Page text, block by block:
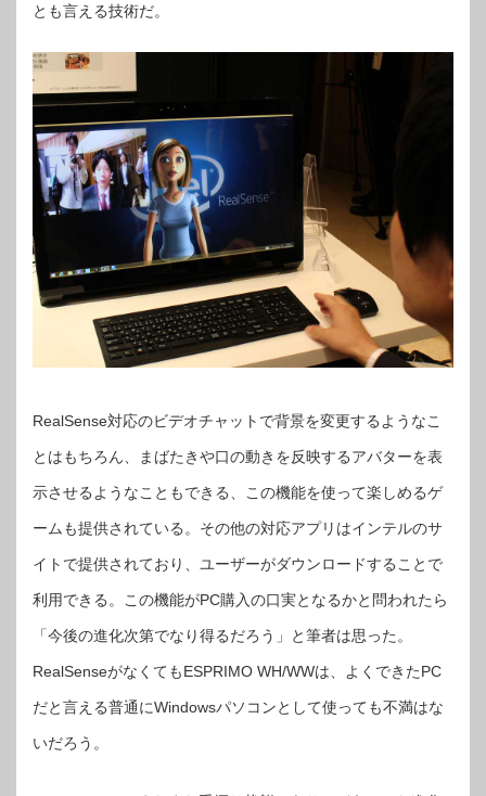
とも言える技術だ。
RealSense対応のビデオチャットで背景を変更するようなこ
とはもちろん、まばたきや口の動きを反映するアバターを表
示させるようなこともできる、この機能を使って楽しめるゲ
ームも提供されている。その他の対応アプリはインテルのサ
イトで提供されており、ユーザーがダウンロードすることで
利用できる。この機能がPC購入の口実となるかと問われたら
「今後の進化次第でなり得るだろう」と筆者は思った。
RealSenseがなくてもESPRIMO WH/WWは、よくできたPC
だと言える普通にWindowsパソコンとして使っても不満はな
いだろう。